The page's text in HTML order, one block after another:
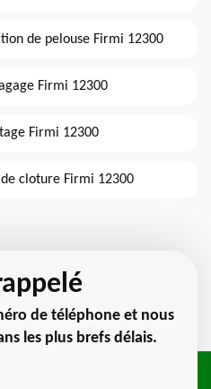
de pelouse Firmi 12300
Firmi 12300
Firmi 12300
cloture Firmi 12300
de téléphone et nous
les plus brefs délais.